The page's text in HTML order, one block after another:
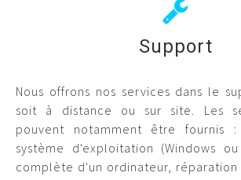
Support
Nous offrons nos services dans le
soit à distance ou sur site. Les
pouvent notamment être fournis
système d'exploitation (Windows
complète d'un ordinateur, réparation